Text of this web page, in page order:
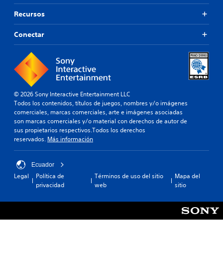
Recursos
Conectar
© 2026 Sony Interactive Entertainment LLC
Todos los contenidos, títulos de juegos, nombres y/o imágenes
comerciales, marcas comerciales, arte e imágenes asociadas
son marcas comerciales y/o material con derechos de autor de
sus propietarios respectivos.Todos los derechos
reservados. Más información
Ecuador
Legal
Política de
privacidad
Términos de uso del sitio
web
Mapa del
sitio